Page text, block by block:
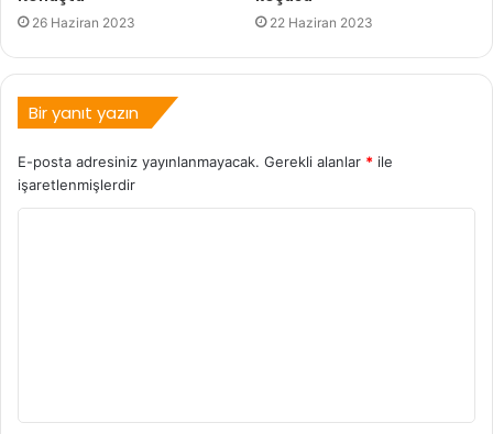
26 Haziran 2023 22 Haziran 2023
Bir yanıt yazın
E-posta adresiniz yayınlanmayacak. Gerekli alanlar * ile
işaretlenmişlerdir